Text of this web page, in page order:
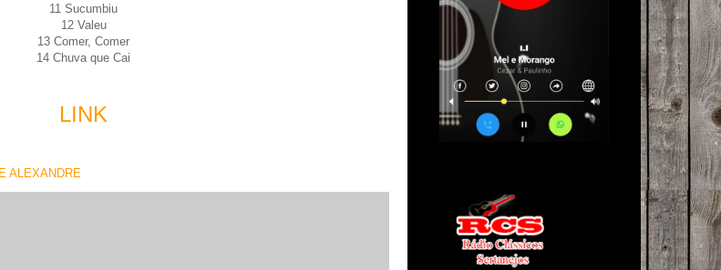
11 Sucumbiu
12 Valeu
13 Comer, Comer
14 Chuva que Cai
LINK
ALEXANDRE